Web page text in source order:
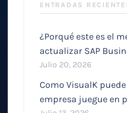
ENTRADAS
¿Porqué este es el
actualizar SAP
Julio 20, 2026
Como VisualK
empresa juegue en